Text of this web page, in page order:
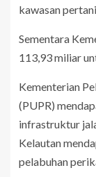
kawasan
Sementara
113,93 miliar
Kementerian
(PUPR)
infrastruktur
Kelautan
pelabuhan